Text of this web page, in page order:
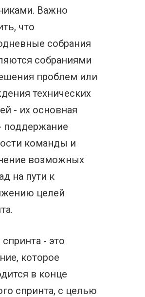
Важно
что
собрания
собраниями
проблем или
технических
- их основная
поддержание
команды и
возможных
на пути к
целей
- это
которое
в конце
спринта, с целью